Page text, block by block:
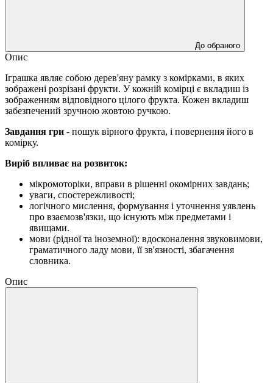
До обраного
Опис
Іграшка являє собою дерев'яну рамку з комірками, в яких
зображені розрізані фрукти. У кожній комірці є вкладиш із
зображенням відповідного цілого фрукта. Кожен вкладиш
забезпечений зручною жовтою ручкою.
Завдання гри - пошук вірного фрукта, і повернення його в
комірку.
Виріб впливає на розвиток:
мікромоторіки, вправи в рішенні окомірних завдань;
уваги, спостережливості;
логічного мислення, формування і уточнення уявлень
про взаємозв'язки, що існують між предметами і
явищами.
мови (рідної та іноземної): вдосконалення звуковимови,
граматичного ладу мови, її зв'язності, збагачення
словника.
Опис